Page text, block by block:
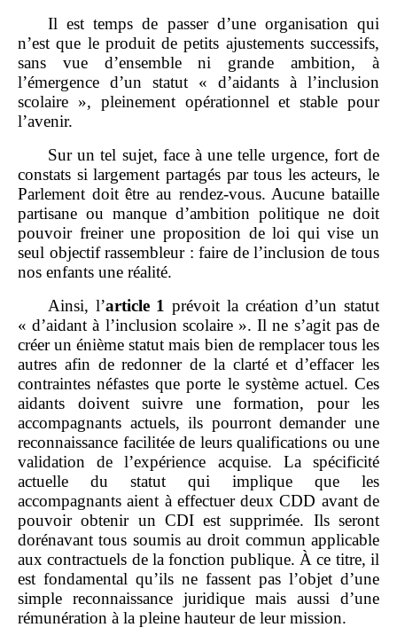
Il est temps de passer d’une organisation qui
n’est que le produit de petits ajustements successifs,
sans vue d’ensemble ni grande ambition, à
l’émergence d’un statut « d’aidants à l’inclusion
scolaire », pleinement opérationnel et stable pour
l’avenir.
Sur un tel sujet, face à une telle urgence, fort de
constats si largement partagés par tous les acteurs, le
Parlement doit être au rendez‐vous. Aucune bataille
partisane ou manque d’ambition politique ne doit
pouvoir freiner une proposition de loi qui vise un
seul objectif rassembleur : faire de l’inclusion de tous
nos enfants une réalité.
Ainsi, l’article 1prévoit la création d’un statut
« d’aidant à l’inclusion scolaire ». Il ne s’agit pas de
créer un énième statut mais bien de remplacer tous les
autres afin de redonner de la clarté et d’effacer les
contraintes néfastes que porte le système actuel. Ces
aidants doivent suivre une formation, pour les
accompagnants actuels, ils pourront demander une
reconnaissance facilitée de leurs qualifications ou une
validation de l’expérience acquise. La spécificité
actuelle du statut qui implique que les
accompagnants aient à effectuer deux CDD avant de
pouvoir obtenir un CDI est supprimée. Ils seront
dorénavant tous soumis au droit commun applicable
aux contractuels de la fonction publique. À ce titre, il
est fondamental qu’ils ne fassent pas l’objet d’une
simple reconnaissance juridique mais aussi d’une
rémunération à la pleine hauteur de leur mission.